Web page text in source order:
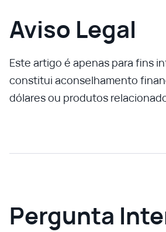
Aviso Legal
Este artigo é apenas para fins
constitui aconselhamento
dólares ou produtos
Pergunta